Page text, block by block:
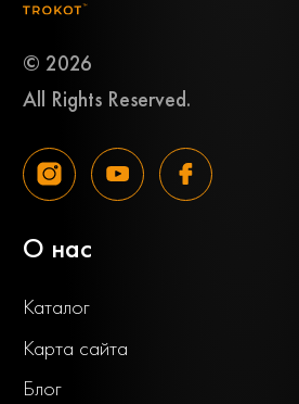
© 2026
All Rights Reserved.
О нас
Каталог
Карта сайта
Блог